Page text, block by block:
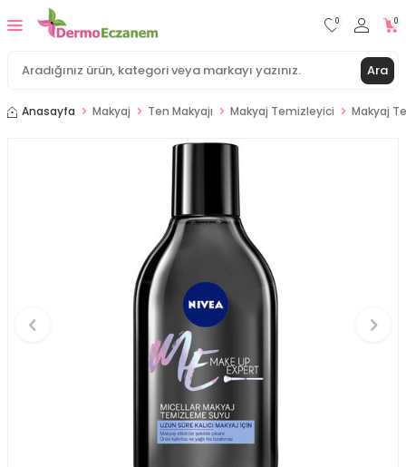
Ara
0 0
Anasayfa Makyaj Ten Makyajı Makyaj Temizleyici Makyaj